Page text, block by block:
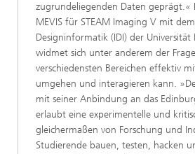
zugrundeliegenden Daten geprägt.«
MEVIS für STEAM Imaging V mit
Designinformatik (IDI) der Universität
widmet sich unter anderem der
verschiedensten Bereichen effektiv
umgehen und interagieren kann.
mit seiner Anbindung an das
erlaubt eine experimentelle und
gleichermaßen von Forschung und
Studierende bauen, testen, hacken